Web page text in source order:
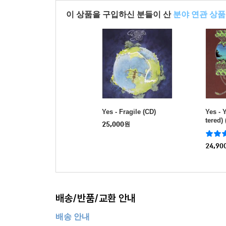
이 상품을 구입하신 분들이 산 분야 연관 상품
Yes - Fragile (CD)
25,000원
Yes -
tered)
배송/반품/교환 안내
배송 안내